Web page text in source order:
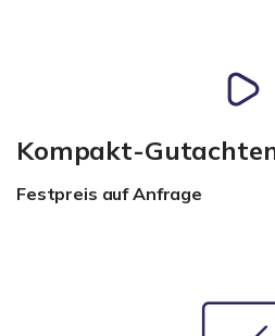
Kompakt-
Festpreis auf Anfrage